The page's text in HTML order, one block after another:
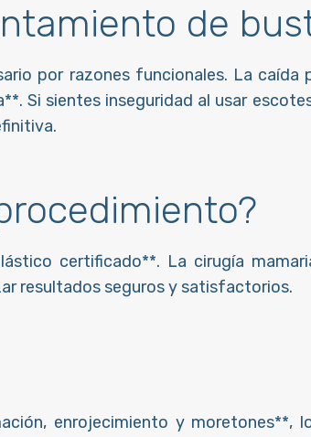
de
por razones funcionales. La
Si sientes inseguridad al usar
certificado**. La cirugía
resultados seguros y satisfactorios.
enrojecimiento y moretones**,